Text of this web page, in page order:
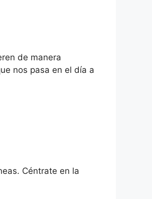
de manera
nos pasa en el día a
Céntrate en la